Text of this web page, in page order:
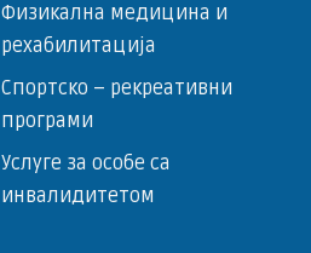
Физикална медицина и
рехабилитација
Спортско – ­рекреативни
програми
Услуге за особе са
инвалидитетом